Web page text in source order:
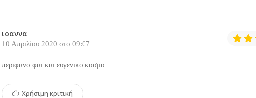
ιοαννα
10 Απριλίου 2020 στο 09:07
περιφανο φαι και ευγενικο κοσμο
Χρήσιμη κριτική